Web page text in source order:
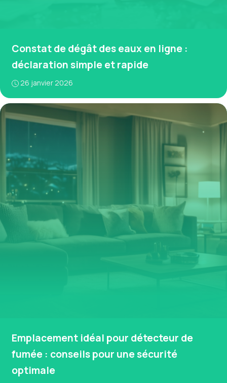
Constat de dégât des eaux en ligne :
déclaration simple et rapide
26 janvier 2026
Emplacement idéal pour détecteur de
fumée : conseils pour une sécurité
optimale